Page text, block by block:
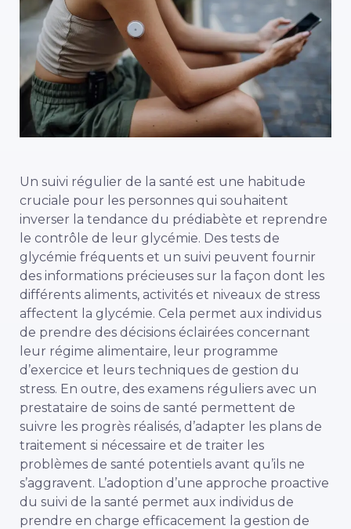
Un suivi régulier de la santé est une habitude
cruciale pour les personnes qui souhaitent
inverser la tendance du prédiabète et reprendre
le contrôle de leur glycémie. Des tests de
glycémie fréquents et un suivi peuvent fournir
des informations précieuses sur la façon dont les
différents aliments, activités et niveaux de stress
affectent la glycémie. Cela permet aux individus
de prendre des décisions éclairées concernant
leur régime alimentaire, leur programme
d’exercice et leurs techniques de gestion du
stress. En outre, des examens réguliers avec un
prestataire de soins de santé permettent de
suivre les progrès réalisés, d’adapter les plans de
traitement si nécessaire et de traiter les
problèmes de santé potentiels avant qu’ils ne
s’aggravent. L’adoption d’une approche proactive
du suivi de la santé permet aux individus de
prendre en charge efficacement la gestion de